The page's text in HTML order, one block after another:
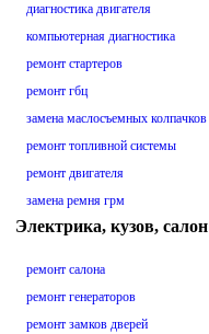
диагностика двигателя
компьютерная диагностика
ремонт стартеров
ремонт гбц
замена маслосъемных колпачков
ремонт топливной системы
ремонт двигателя
замена ремня грм
Электрика, кузов, салон
ремонт салона
ремонт генераторов
ремонт замков дверей